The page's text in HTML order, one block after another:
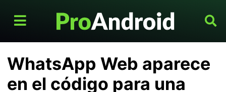
WhatsApp Web aparece
en el código para una